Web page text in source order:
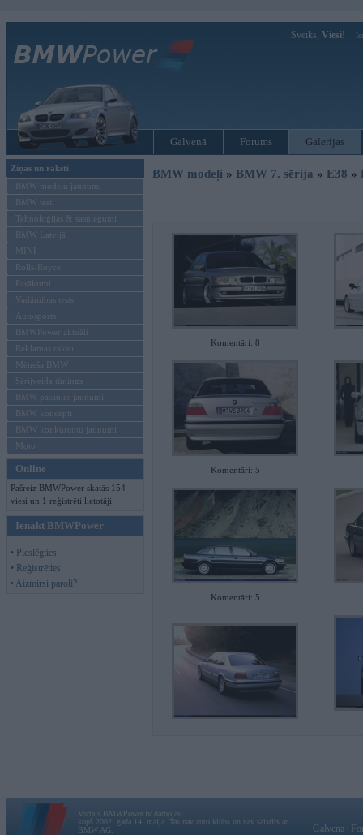
Sveiks, Viesi!
Galvenā Forums Galerijas
Ziņas un raksti
BMW modeļu jaunumi
BMW testi
Tehnoloģijas & sasniegumi
BMW Latvijā
MINI
Rolls-Royce
Pasākumi
Vadāmības tests
Autosports
BMWPower aktuāli
Reklāmas raksti
Mēneša BMW
Sērijveida tūnings
BMW pasaules jaunumi
BMW koncepti
BMW konkurentu jaunumi
Moto
Online
Pašreiz BMWPower skatās 154
viesi un 1 reģistrēti lietotāji.
Ienākt BMWPower
• Pieslēgties
• Reģistrēties
• Aizmirsi paroli?
BMW modeļi » BMW 7. sērija » E38 »
Komentāri: 8
Komentāri: 5
Komentāri: 5
Vortāls BMWPower.lv darbojas
kopš 2002. gada 14. maija. Tas nav auto klubs un nav saistīts ar
BMW AG.
Galvena